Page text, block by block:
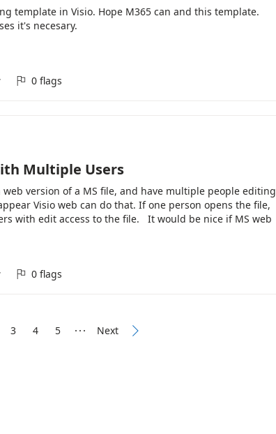
template in Visio. Hope M365 can and this template.
it's necesary.
 0 flags
Multiple Users
version of a MS file, and have multiple people editing
Visio web can do that. If one person opens the file,
with edit access to the file. It would be nice if MS web
across different software/applications. I would like to
where multiple users can edit the file at the same time
 0 flags
3 4 5  Next 